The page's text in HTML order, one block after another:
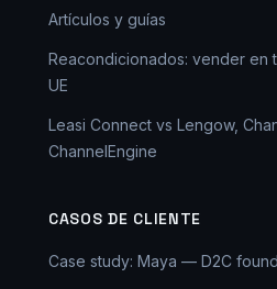
Artículos y guías
Reacondicionados: vender en
UE
Leasi Connect vs Lengow,
ChannelEngine
CASOS DE CLIENTE
Case study: Maya — D2C